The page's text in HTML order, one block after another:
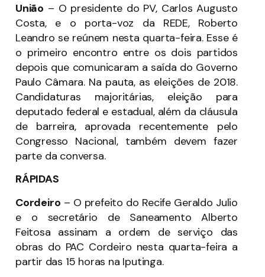
União – O presidente do PV, Carlos Augusto
Costa, e o porta-voz da REDE, Roberto
Leandro se reúnem nesta quarta-feira. Esse é
o primeiro encontro entre os dois partidos
depois que comunicaram a saída do Governo
Paulo Câmara. Na pauta, as eleições de 2018.
Candidaturas majoritárias, eleição para
deputado federal e estadual, além da cláusula
de barreira, aprovada recentemente pelo
Congresso Nacional, também devem fazer
parte da conversa.
RÁPIDAS
Cordeiro – O prefeito do Recife Geraldo Julio
e o secretário de Saneamento Alberto
Feitosa assinam a ordem de serviço das
obras do PAC Cordeiro nesta quarta-feira a
partir das 15 horas na Iputinga.